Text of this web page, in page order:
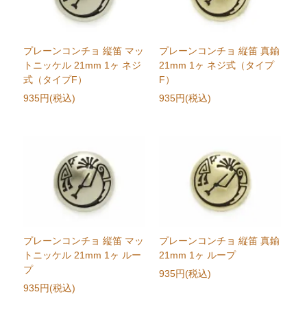
プレーンコンチョ 縦笛 マッ
トニッケル 21mm 1ヶ ネジ
式（タイプF）
935円(税込)
プレーンコンチョ 縦笛 真鍮
21mm 1ヶ ネジ式（タイプ
F）
935円(税込)
プレーンコンチョ 縦笛 マッ
トニッケル 21mm 1ヶ ルー
プ
935円(税込)
プレーンコンチョ 縦笛 真鍮
21mm 1ヶ ループ
935円(税込)